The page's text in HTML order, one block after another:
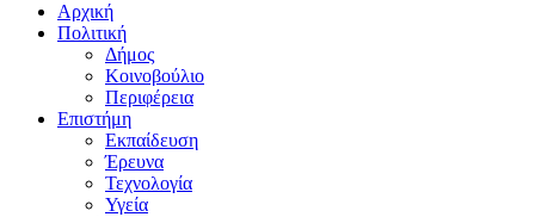
Αρχική
Πολιτική
Δήμος
Κοινοβούλιο
Περιφέρεια
Επιστήμη
Εκπαίδευση
Έρευνα
Τεχνολογία
Υγεία